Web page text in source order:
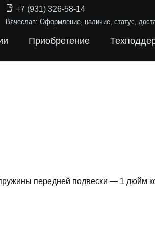
+7 (931) 326-58-14
Вячеслав: Оформление, наличие, статус,
Приобретение
передней подвески — 1 дюйм